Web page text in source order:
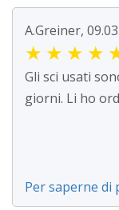
A.Greiner,
★ ★ ★ ★
Gli sci usati
giorni. Li ho
Per saperne di